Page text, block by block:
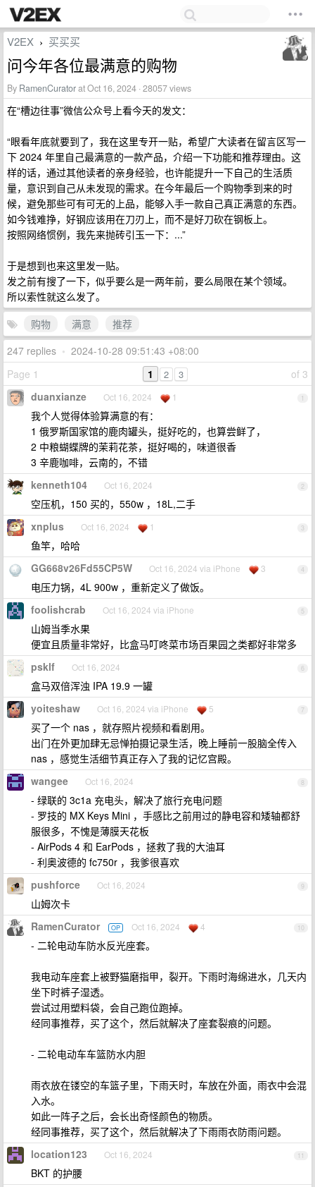
V2EX › 买买买
问今年各位最满意的购物
By RamenCuratorat Oct 16, 2024 · 28057 views
在“槽边往事”微信公众号上看今天的发文：
“眼看年底就要到了，我在这里专开一贴，希望广大读者在留言区写一
下 2024 年里自己最满意的一款产品，介绍一下功能和推荐理由。这
样的话，通过其他读者的亲身经验，也许能提升一下自己的生活质
量，意识到自己从未发现的需求。在今年最后一个购物季到来的时
候，避免那些可有可无的上品，能够入手一款自己真正满意的东西。
如今钱难挣，好钢应该用在刀刃上，而不是好刀砍在钢板上。
按照网络惯例，我先来抛砖引玉一下：...”
于是想到也来这里发一贴。
发之前有搜了一下，似乎要么是一两年前，要么局限在某个领域。
所以索性就这么发了。
购物
满意
推荐
247 replies • 2024-10-28 09:51:43 +08:00
Page 1
of 3
1 2 3
1
duanxianze Oct 16, 2024 1
我个人觉得体验算满意的有：
1 俄罗斯国家馆的鹿肉罐头，挺好吃的，也算尝鲜了，
2 中粮蝴蝶牌的茉莉花茶，挺好喝的，味道很香
3 辛鹿咖啡，云南的，不错
2
kenneth104 Oct 16, 2024
空压机，150 买的，550w ，18L,二手
3
xnplus Oct 16, 2024 1
鱼竿，哈哈
4
GG668v26Fd55CP5W Oct 16, 2024 via iPhone 3
电压力锅，4L 900w ，重新定义了做饭。
5
foolishcrab Oct 16, 2024 via iPhone
山姆当季水果
便宜且质量非常好，比盒马叮咚菜市场百果园之类都好非常多
6
psklf Oct 16, 2024
盒马双倍浑浊 IPA 19.9 一罐
7
yoiteshaw Oct 16, 2024 via iPhone 5
买了一个 nas ，就存照片视频和看剧用。
出门在外更加肆无忌惮拍摄记录生活，晚上睡前一股脑全传入
nas ，感觉生活细节真正存入了我的记忆宫殿。
8
wangee Oct 16, 2024
- 绿联的 3c1a 充电头，解决了旅行充电问题
- 罗技的 MX Keys Mini ，手感比之前用过的静电容和矮轴都舒
服很多，不愧是薄膜天花板
- AirPods 4 和 EarPods ，拯救了我的大油耳
- 利奥波德的 fc750r ，我爹很喜欢
9
pushforce Oct 16, 2024
山姆次卡
10
RamenCurator OP Oct 16, 2024 4
- 二轮电动车防水反光座套。
我电动车座套上被野猫磨指甲，裂开。下雨时海绵进水，几天内
坐下时裤子湿透。
尝试过用塑料袋，会自己跑位跑掉。
经同事推荐，买了这个，然后就解决了座套裂痕的问题。
- 二轮电动车车篮防水内胆
雨衣放在镂空的车篮子里，下雨天时，车放在外面，雨衣中会混
入水。
如此一阵子之后，会长出奇怪颜色的物质。
经同事推荐，买了这个，然后就解决了下雨雨衣防雨问题。
11
location123 Oct 16, 2024
BKT 的护腰